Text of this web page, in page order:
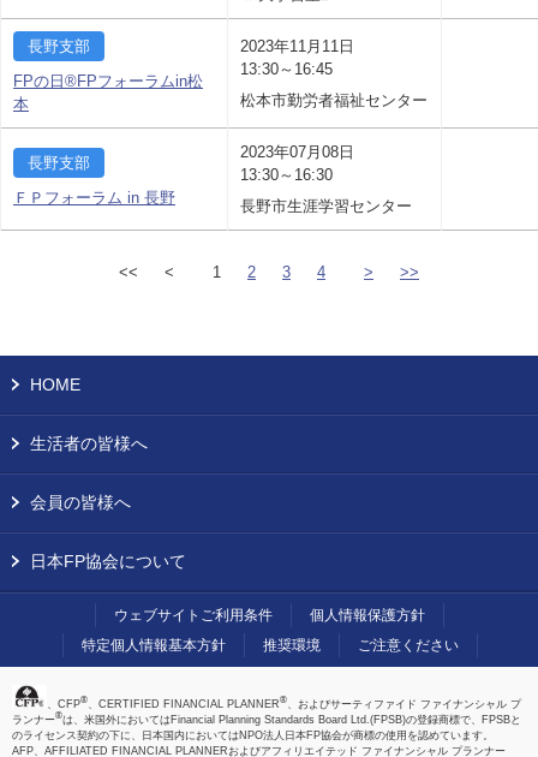
長野支部
FPの日®FPフォーラムin松
本
2023年11月11日
13:30～16:45
松本市勤労者福祉センター
長野支部
ＦＰフォーラム in 長野
2023年07月08日
13:30～16:30
長野市生涯学習センター
<< < 1 2 3 4 > >>
HOME
生活者の皆様へ
会員の皆様へ
日本FP協会について
ウェブサイトご利用条件
個人情報保護方針
特定個人情報基本方針
推奨環境 ご注意ください
、CFP®、CERTIFIED FINANCIAL PLANNER®、およびサーティファイド ファイナンシャル プ
ランナー®は、米国外においてはFinancial Planning Standards Board Ltd.(FPSB)の登録商標で、FPSBと
のライセンス契約の下に、日本国内においてはNPO法人日本FP協会が商標の使用を認めています。
AFP、AFFILIATED FINANCIAL PLANNERおよびアフィリエイテッド ファイナンシャル プランナー